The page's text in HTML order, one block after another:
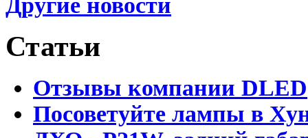
Статьи
Отзывы компании DLED
Посоветуйте лампы в